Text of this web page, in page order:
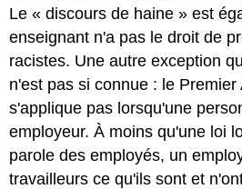
Le « discours de haine » est
enseignant n'a pas le droit de
racistes. Une autre exception
n'est pas si connue : le
s'applique pas lorsqu'une
employeur. À moins qu'une loi
parole des employés, un
travailleurs ce qu'ils sont et